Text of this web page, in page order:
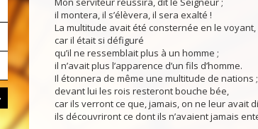
il montera, il s’élèvera, il sera exalté !
La multitude avait été consternée en le voyant,
car il était si défiguré
qu’il ne ressemblait plus à un homme ;
il n’avait plus l’apparence d’un fils d’homme.
Il étonnera de même une multitude de nations ;
devant lui les rois resteront bouche bée,
car ils verront ce que, jamais, on ne leur avait
ils découvriront ce dont ils n’avaient jamais